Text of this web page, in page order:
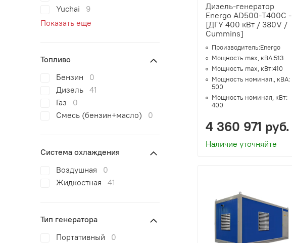
Дизель-генератор
Energo AD500-T400C -
[ДГУ 400 кВт / 380V /
Cummins]
Производитель:Energo
Мощность max, кВА:513
Мощность max, кВт:410
Мощность номинал., кВА:
500
Мощность номинал, кВт:
400
Наличие уточняйте
4 360 971 руб.
Yuchai
9
Показать еще
Топливо
Бензин
0
Дизель 41
Газ
0
Смесь (бензин+масло)
0
Система охлаждения
Воздушная
0
Жидкостная
41
Тип генератора
Портативный
0